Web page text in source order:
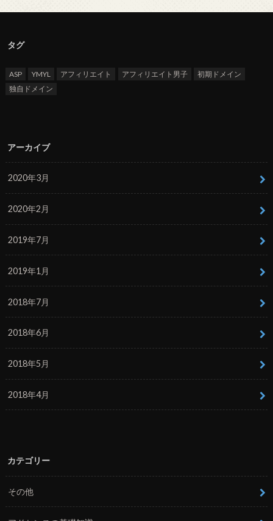
タグ
ASP YMYL アフィリエイト アフィリエイト男子
初期ドメイン
独自ドメイン
アーカイブ
2020年3月
2020年2月
2019年7月
2019年1月
2018年7月
2018年6月
2018年5月
2018年4月
カテゴリー
その他